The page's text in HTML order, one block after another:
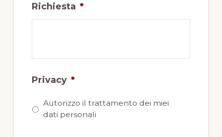
Richiesta *
Privacy *
Autorizzo il trattamento dei miei
dati personali